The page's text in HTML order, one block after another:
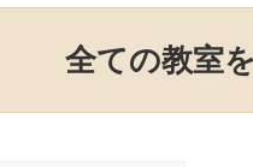
全ての教室